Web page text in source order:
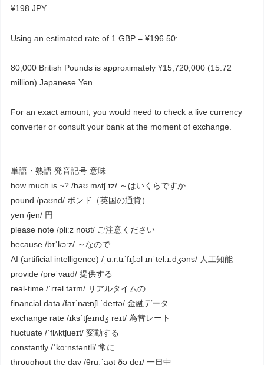
¥198 JPY.
Using an estimated rate of 1 GBP = ¥196.50:
80,000 British Pounds is approximately ¥15,720,000 (15.72
million) Japanese Yen.
For an exact amount, you would need to check a live currency
converter or consult your bank at the moment of exchange.
–
単語・熟語 発音記号 意味
how much is ~? /haʊ mʌtʃ ɪz/ ～はいくらですか
pound /paʊnd/ ポンド（英国の通貨）
yen /jen/ 円
please note /pliːz noʊt/ ご注意ください
because /bɪˈkɔːz/ ～なので
AI (artificial intelligence) /ˌɑːr.tɪˈfɪʃ.əl ɪnˈtel.ɪ.dʒəns/ 人工知能
provide /prəˈvaɪd/ 提供する
real-time /ˈrɪəl taɪm/ リアルタイムの
financial data /faɪˈnænʃl ˈdeɪtə/ 金融データ
exchange rate /ɪksˈtʃeɪndʒ reɪt/ 為替レート
fluctuate /ˈflʌktʃueɪt/ 変動する
constantly /ˈkɑːnstəntli/ 常に
throughout the day /θruːˈaʊt ðə deɪ/ 一日中